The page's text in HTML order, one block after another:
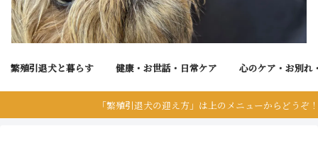
繁殖引退犬と暮らす 健康・お世話・日常ケア 心のケア・お別れ
「繁殖引退犬の迎え方」は上のメニューからどうぞ！